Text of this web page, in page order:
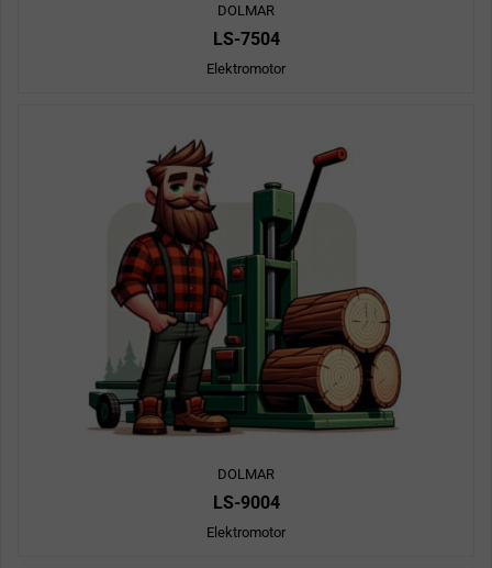
DOLMAR
LS-7504
Elektromotor
DOLMAR
LS-9004
Elektromotor